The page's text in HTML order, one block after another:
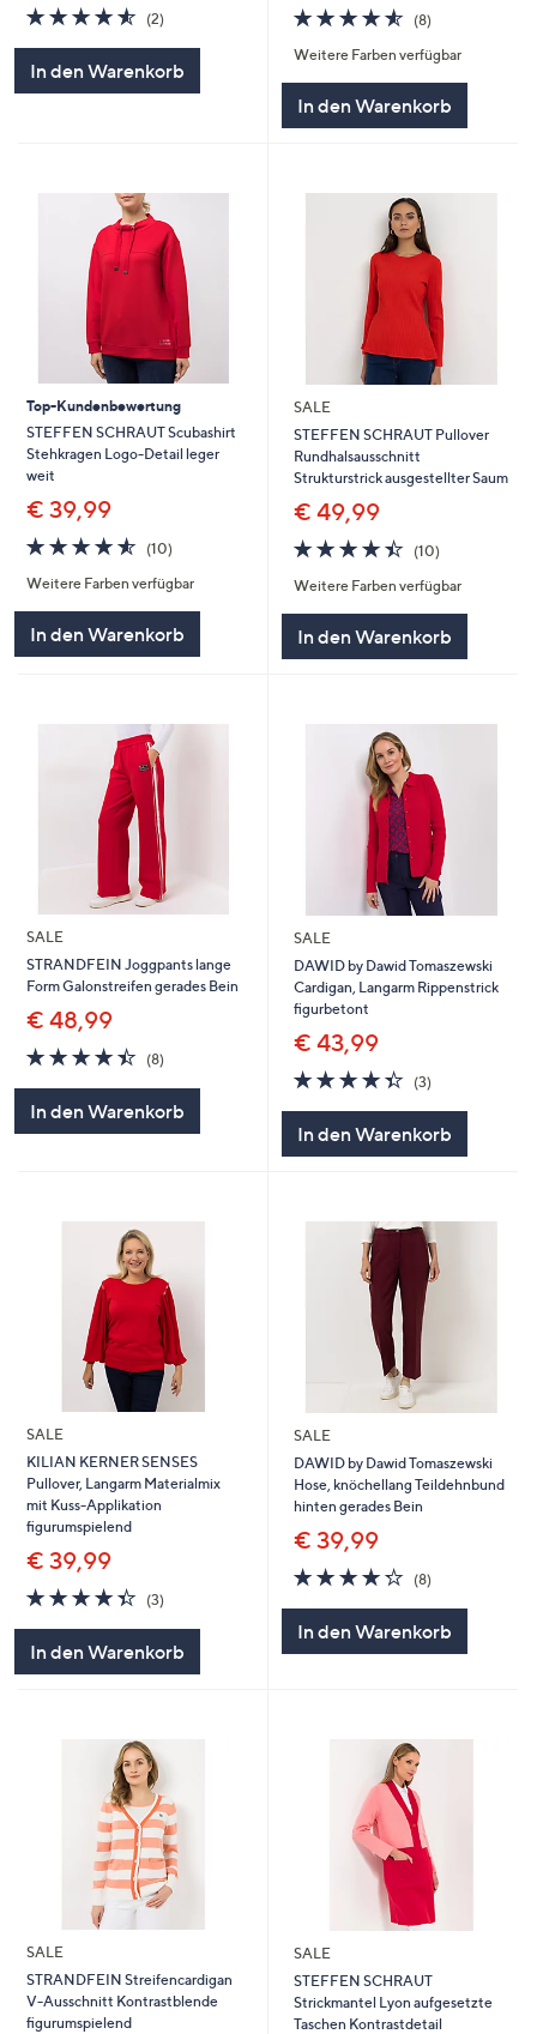
4.5
von
(2)
In den Warenkorb
4.5
von
5
(8)
Weitere Farben verfügbar
In den Warenkorb
Top-Kundenbewertung
STEFFEN SCHRAUT Scubashirt
Stehkragen Logo-Detail leger
weit
€ 39,99
4.5
von
5
(10)
Weitere Farben verfügbar
In den Warenkorb
SALE
STEFFEN SCHRAUT Pullover
Rundhalsausschnitt
Strukturstrick ausgestellter Saum
€ 49,99
4.4
von
5
(10)
Weitere Farben verfügbar
In den Warenkorb
SALE
STRANDFEIN Joggpants lange
Form Galonstreifen gerades Bein
€ 48,99
4.4
von
(8)
In den Warenkorb
SALE
DAWID by Dawid Tomaszewski
Cardigan, Langarm Rippenstrick
figurbetont
€ 43,99
4.3
von
5
(3)
In den Warenkorb
SALE
KILIAN KERNER SENSES
Pullover, Langarm Materialmix
mit Kuss-Applikation
figurumspielend
€ 39,99
4.3
von
(3)
In den Warenkorb
SALE
DAWID by Dawid Tomaszewski
Hose, knöchellang Teildehnbund
hinten gerades Bein
€ 39,99
4.2
von
5
(8)
In den Warenkorb
SALE
STRANDFEIN Streifencardigan
V-Ausschnitt Kontrastblende
figurumspielend
SALE
STEFFEN SCHRAUT
Strickmantel Lyon aufgesetzte
Taschen Kontrastdetail